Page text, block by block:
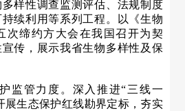
样性调查监测评估、法规制度
续利用等系列工程。以《生物
次缔约方大会在我国召开为契
传，展示我省生物多样性及保
监管力度。深入推进“三线一
展生态保护红线勘界定标，夯实